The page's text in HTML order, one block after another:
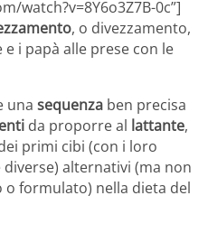
watch?v=8Y6o3Z7B-0c”]
, o divezzamento,
i papà alle prese con le
una sequenza ben precisa
da proporre al lattante,
primi cibi (con i loro
alternativi (ma non
o formulato) nella dieta del